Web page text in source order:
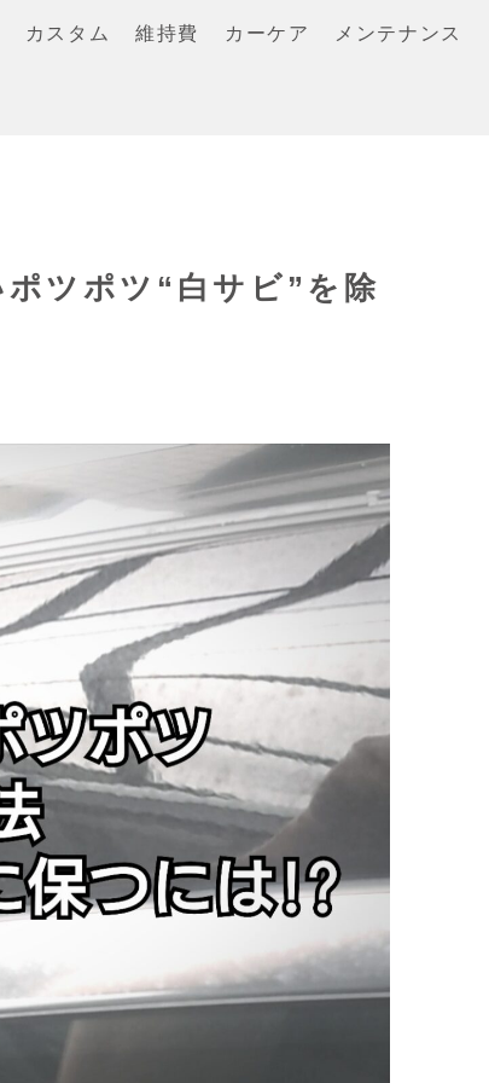
カスタム 維持費 カーケア メンテナンス
ツポツ“白サビ”を除